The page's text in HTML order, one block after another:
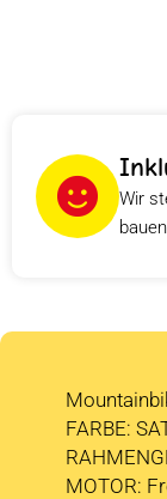
Wir
FARBE:
MOTOR: